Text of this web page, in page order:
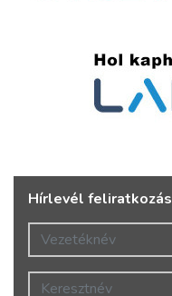
Hírlevél feliratkozás
Vezetéknév
Keresztnév